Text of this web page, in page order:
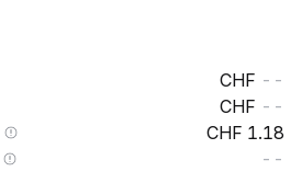
--
--
1.18
--